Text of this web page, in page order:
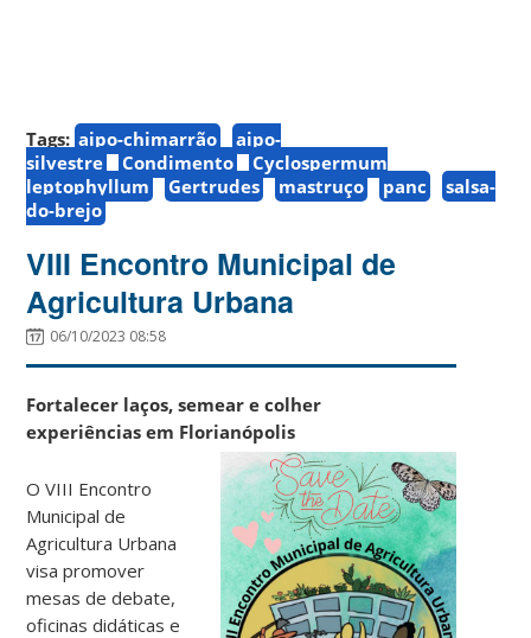
Tags: aipo-chimarrão
aipo-
silvestre
Condimento
Cyclospermum
leptophyllum
Gertrudes mastruço panc
salsa-
do-brejo
VIII Encontro Municipal de
Agricultura Urbana
06/10/2023 08:58
Fortalecer laços, semear e colher
experiências em Florianópolis
O VIII Encontro
Municipal de
Agricultura Urbana
visa promover
mesas de debate,
oficinas didáticas e